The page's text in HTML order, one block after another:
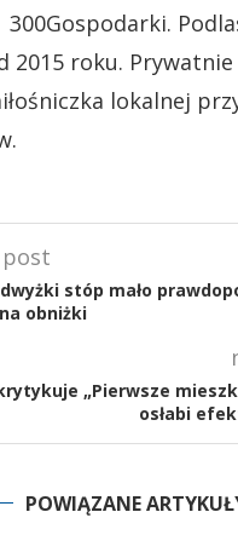
300Gospodarki.
2015 roku. Prywatnie
lokalnej
stóp mało
obniżki
„Pierwsze
osłabi
POWIĄZANE